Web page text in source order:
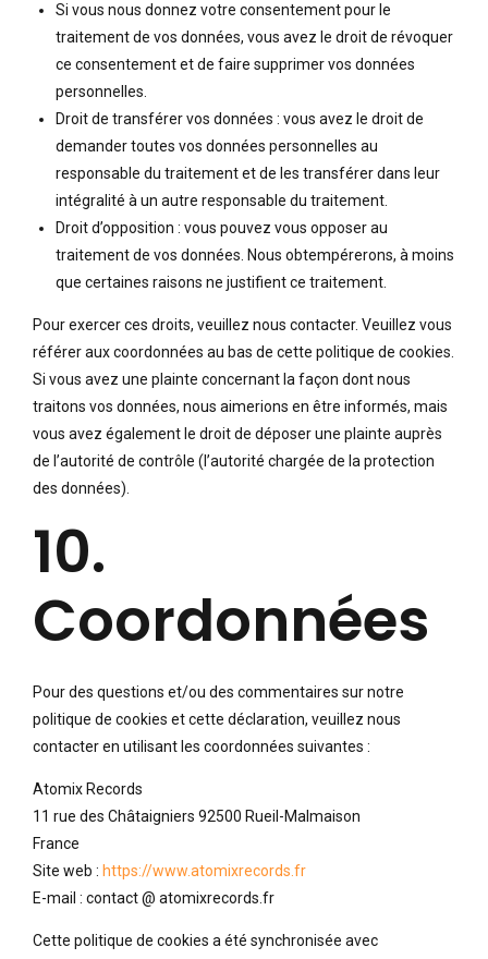
Si vous nous donnez votre consentement pour le
traitement de vos données, vous avez le droit de révoquer
ce consentement et de faire supprimer vos données
personnelles.
Droit de transférer vos données : vous avez le droit de
demander toutes vos données personnelles au
responsable du traitement et de les transférer dans leur
intégralité à un autre responsable du traitement.
Droit d’opposition : vous pouvez vous opposer au
traitement de vos données. Nous obtempérerons, à moins
que certaines raisons ne justifient ce traitement.
Pour exercer ces droits, veuillez nous contacter. Veuillez vous
référer aux coordonnées au bas de cette politique de cookies.
Si vous avez une plainte concernant la façon dont nous
traitons vos données, nous aimerions en être informés, mais
vous avez également le droit de déposer une plainte auprès
de l’autorité de contrôle (l’autorité chargée de la protection
des données).
10.
Coordonnées
Pour des questions et/ou des commentaires sur notre
politique de cookies et cette déclaration, veuillez nous
contacter en utilisant les coordonnées suivantes :
Atomix Records
11 rue des Châtaigniers 92500 Rueil-Malmaison
France
Site web : https://www.atomixrecords.fr
E-mail : contact @ atomixrecords.fr
Cette politique de cookies a été synchronisée avec